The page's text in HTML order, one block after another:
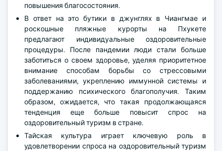
повышения благосостояния.
В ответ на это бутики в джунглях в Чиангмае и
роскошные пляжные курорты на Пхукете
предлагают индивидуальные оздоровительные
процедуры. После пандемии люди стали больше
заботиться о своем здоровье, уделяя приоритетное
внимание способам борьбы со стрессовыми
заболеваниями, укреплению иммунной системы и
поддержанию психического благополучия. Таким
образом, ожидается, что такая продолжающаяся
тенденция еще больше повысит спрос на
оздоровительный туризм в стране.
Тайская культура играет ключевую роль в
удовлетворении спроса на оздоровительный туризм